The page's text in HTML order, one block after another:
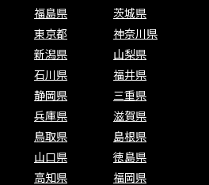
福島県
茨城県
東京都
神奈川県
新潟県
山梨県
石川県
福井県
静岡県
三重県
兵庫県
滋賀県
鳥取県
島根県
山口県
徳島県
高知県
福岡県